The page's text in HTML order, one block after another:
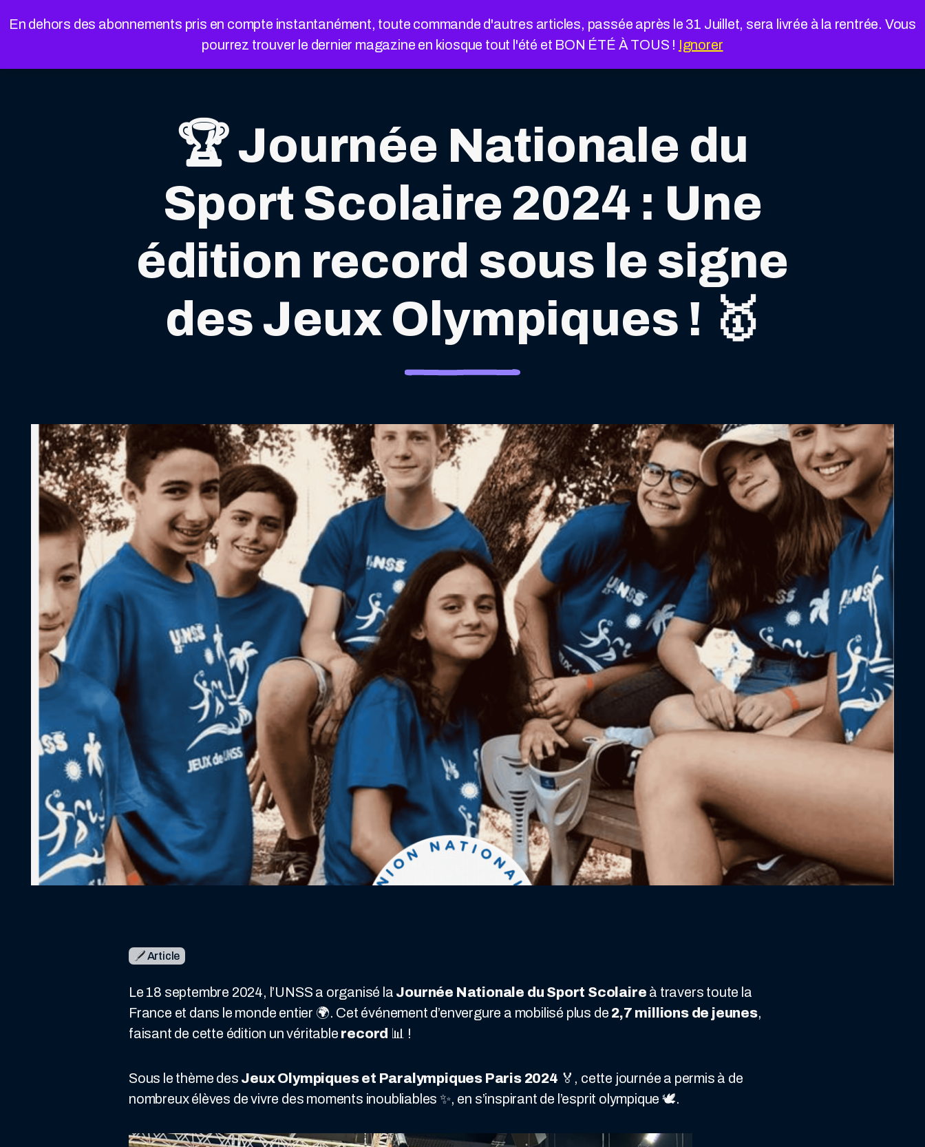
En dehors des abonnements pris en compte instantanément, toute commande d'autres articles, passée après le 31 Juillet, sera livrée à la rentrée. Vous
pourrez trouver le dernier magazine en kiosque tout l'été et BON ÉTÉ À TOUS ! Ignorer
🏆 Journée Nationale du
Sport Scolaire 2024 : Une
édition record sous le signe
des Jeux Olympiques ! 🥇
Article
Le 18 septembre 2024, l’UNSS a organisé la Journée Nationale du Sport Scolaire à travers toute la
France et dans le monde entier 🌍. Cet événement d’envergure a mobilisé plus de 2,7 millions de jeunes,
faisant de cette édition un véritable record 📊 !
Sous le thème des Jeux Olympiques et Paralympiques Paris 2024 🏅, cette journée a permis à de
nombreux élèves de vivre des moments inoubliables ✨, en s’inspirant de l’esprit olympique 🕊️.